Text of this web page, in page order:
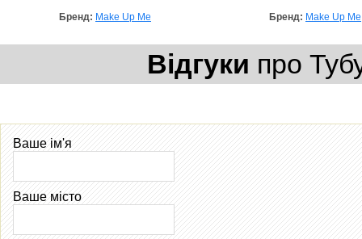
Бренд: Make Up Me Бренд: Make Up Me
Відгуки про
Ваше ім'я
Ваше місто